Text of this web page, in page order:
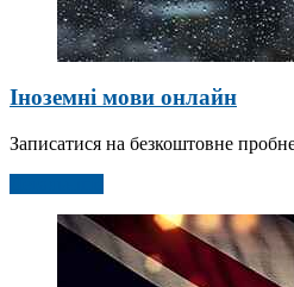
Іноземні мови онлайн
Записатися на безкоштовне